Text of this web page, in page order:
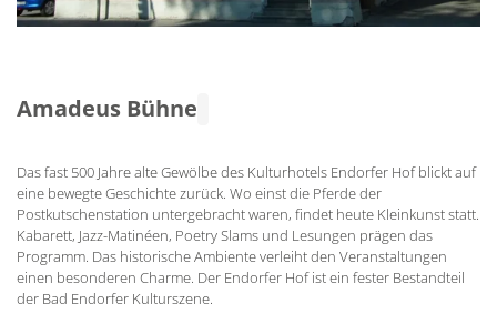
Amadeus Bühne
Das fast 500 Jahre alte Gewölbe des Kulturhotels Endorfer Hof blickt auf
eine bewegte Geschichte zurück. Wo einst die Pferde der
Postkutschenstation untergebracht waren, findet heute Kleinkunst statt.
Kabarett, Jazz-Matinéen, Poetry Slams und Lesungen prägen das
Programm. Das historische Ambiente verleiht den Veranstaltungen
einen besonderen Charme. Der Endorfer Hof ist ein fester Bestandteil
der Bad Endorfer Kulturszene.